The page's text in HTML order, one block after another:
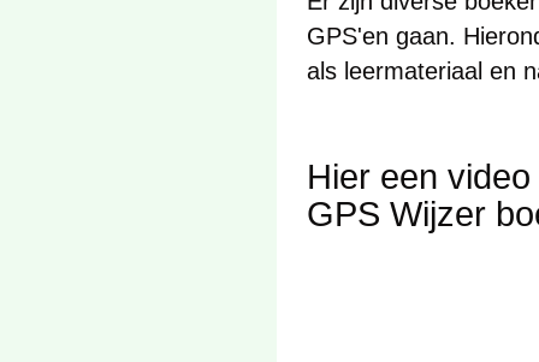
GPS'en gaan.
als leermateriaal en
Hier een
GPS Wijzer